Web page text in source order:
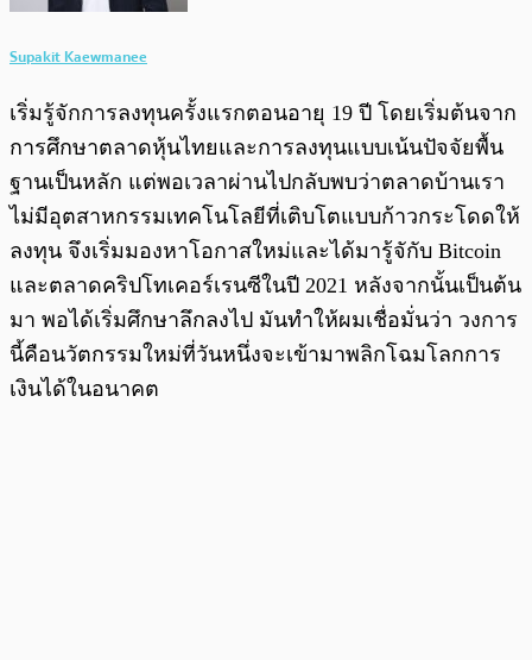
Supakit Kaewmanee
เริ่มรู้จักการลงทุนครั้งแรกตอนอายุ 19 ปี โดยเริ่มต้นจาก
การศึกษาตลาดหุ้นไทยและการลงทุนแบบเน้นปัจจัยพื้น
ฐานเป็นหลัก แต่พอเวลาผ่านไปกลับพบว่าตลาดบ้านเรา
ไม่มีอุตสาหกรรมเทคโนโลยีที่เติบโตแบบก้าวกระโดดให้
ลงทุน จึงเริ่มมองหาโอกาสใหม่และได้มารู้จักับ Bitcoin
และตลาดคริปโทเคอร์เรนซีในปี 2021 หลังจากนั้นเป็นต้น
มา พอได้เริ่มศึกษาลึกลงไป มันทำให้ผมเชื่อมั่นว่า วงการ
นี้คือนวัตกรรมใหม่ที่วันหนึ่งจะเข้ามาพลิกโฉมโลกการ
เงินได้ในอนาคต